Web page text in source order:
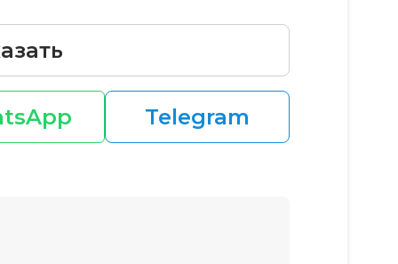
Telegram